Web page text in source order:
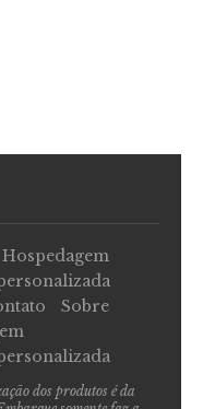
Hospedagem
Sobre
dos produtos é da